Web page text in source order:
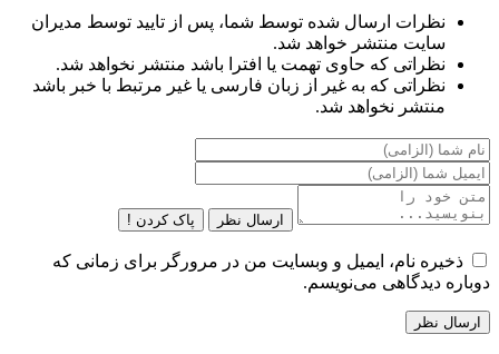
نظرات ارسال شده توسط شما، پس از تایید توسط مدیران
سایت منتشر خواهد شد.
نظراتی که حاوی تهمت یا افترا باشد منتشر نخواهد شد.
نظراتی که به غیر از زبان فارسی یا غیر مرتبط با خبر باشد
منتشر نخواهد شد.
ارسال نظر پاک کردن !
ذخیره نام، ایمیل و وبسایت من در مرورگر برای زمانی که
دوباره دیدگاهی می‌نویسم.